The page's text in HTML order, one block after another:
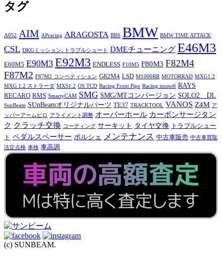
タグ
A052 AIM APracing ARAGOSTA BBS BMW BMW TIME ATTACK
CSL DKGミッション､トラブルシュート DMEチューニング E46M3
E60M5 E90M3 E92M3 ENDLESS F10M5 F80M3 F82M4
F87M2 F87M2 コンペティション G82M4 LSD M1000RR MOTORRAD MXG1.2
MXG 1.2 ストラーダ MXS1.2 OS TCD Racing Front Pipe Racing mono6 RAYS
RECARO RMS SmartyCAM SMG SMG/MTコンバージョン SOLO2 DL
SunBeam SUnBeamオリジナルパーツ TE37 TRACKTOOL VANOS Z4M ア
ッパーアームピロ
アライメント調整 オーバーホール カーボンサージタン
ク クラッチ交換 コーディング サーキット タイヤ交換
トラブルシュー
ト ペダルスペーサー ポルシェ メンテナンス 中古車販売 中古車買取
法定点検 車検 車高調
(c) SUNBEAM.